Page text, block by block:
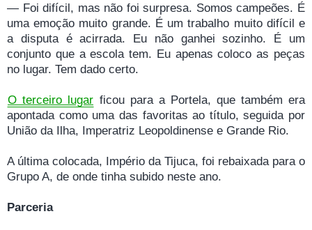
— Foi difícil, mas não foi surpresa. Somos campeões. É
uma emoção muito grande. É um trabalho muito difícil e
a disputa é acirrada. Eu não ganhei sozinho. É um
conjunto que a escola tem. Eu apenas coloco as peças
no lugar. Tem dado certo.
O terceiro lugar ficou para a Portela, que também era
apontada como uma das favoritas ao título, seguida por
União da Ilha, Imperatriz Leopoldinense e Grande Rio.
A última colocada, Império da Tijuca, foi rebaixada para o
Grupo A, de onde tinha subido neste ano.
Parceria